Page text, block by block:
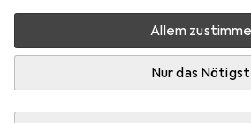
Allem
Nur das
Zubehör für HPE E
Kitted Advanced
Side Panels and